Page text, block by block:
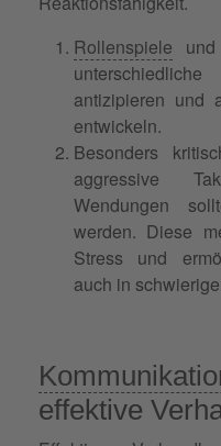
Rollenspiele
antizipieren und
entwickeln.
Besonders
aggressive
Wendungen
werden. Diese
Stress und
auch in
effektive